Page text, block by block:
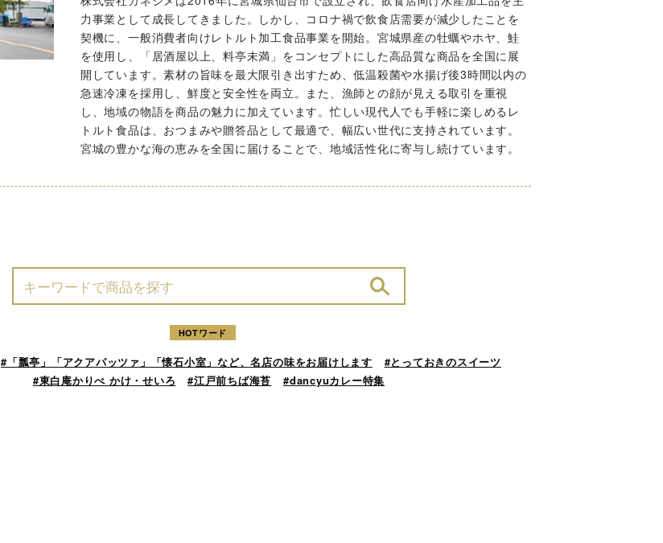
力事業として成長してきました。しかし、コロナ禍で飲食店需要が減少したことを
契機に、一般消費者向けレトルト加工食品事業を開始。宮城県産の牡蠣やホヤ、鮭
を使用し、「居酒屋以上、料亭未満」をコンセプトにした高品質な商品を全国に展
開しています。素材の旨味を最大限引き出すため、低温殺菌や水揚げ後3時間以内の
急速冷凍を採用し、鮮度と安全性を両立。また、漁師との顔が見える取引を重視
し、地域の物語を商品の魅力に加えています。忙しい現代人でも手軽に楽しめるレ
トルト食品は、おつまみや贈答品として最適で、幅広い世代に支持されています。
宮城の豊かな海の恵みを全国に届けることで、地域活性化に寄与し続けています。
HOTワード
#「瓢亭」「アクアパッツァ」「懐石小室」など、名店の味をお届けします
#とっておきのスイーツ
#東白庵かりべ かけ・せいろ
#江戸前ちば海苔 #dancyuカレー特集